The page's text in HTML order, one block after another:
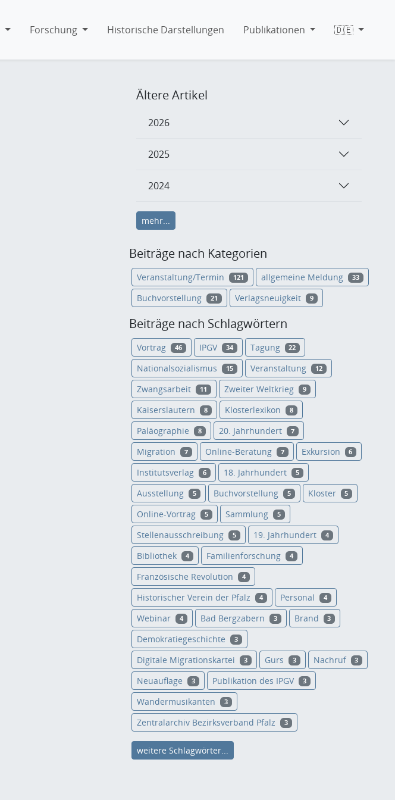
Forschung Historische Darstellungen Publikationen 🇩🇪
Ältere Artikel
2026
2025
2024
mehr...
Beiträge nach Kategorien
Veranstaltung/Termin 121 allgemeine Meldung 33
Buchvorstellung 21 Verlagsneuigkeit 9
Beiträge nach Schlagwörtern
Vortrag 46 IPGV 34 Tagung 22
Nationalsozialismus 15 Veranstaltung 12
Zwangsarbeit 11 Zweiter Weltkrieg 9
Kaiserslautern 8 Klosterlexikon 8
Paläographie 8 20. Jahrhundert 7
Migration 7 Online-Beratung 7 Exkursion 6
Institutsverlag 6 18. Jahrhundert 5
Ausstellung 5 Buchvorstellung 5 Kloster 5
Online-Vortrag 5 Sammlung 5
Stellenausschreibung 5 19. Jahrhundert 4
Bibliothek 4 Familienforschung 4
Französische Revolution 4
Historischer Verein der Pfalz 4 Personal 4
Webinar 4 Bad Bergzabern 3 Brand 3
Demokratiegeschichte 3
Digitale Migrationskartei 3 Gurs 3 Nachruf 3
Neuauflage 3 Publikation des IPGV 3
Wandermusikanten 3
Zentralarchiv Bezirksverband Pfalz 3
weitere Schlagwörter...